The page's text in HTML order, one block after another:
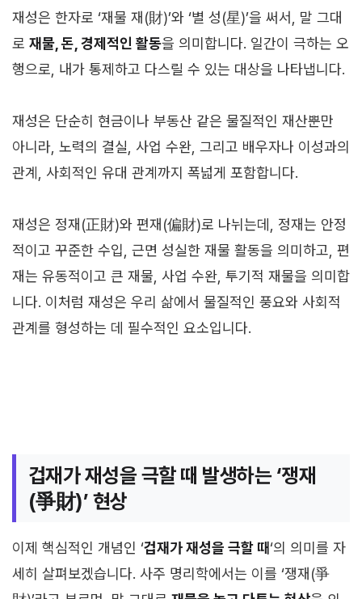
재성은 한자로 ‘재물 재(財)’와 ‘별 성(星)’을 써서, 말 그대
로 재물, 돈, 경제적인 활동을 의미합니다. 일간이 극하는 오
행으로, 내가 통제하고 다스릴 수 있는 대상을 나타냅니다.
재성은 단순히 현금이나 부동산 같은 물질적인 재산뿐만
아니라, 노력의 결실, 사업 수완, 그리고 배우자나 이성과의
관계, 사회적인 유대 관계까지 폭넓게 포함합니다.
재성은 정재(正財)와 편재(偏財)로 나뉘는데, 정재는 안정
적이고 꾸준한 수입, 근면 성실한 재물 활동을 의미하고, 편
재는 유동적이고 큰 재물, 사업 수완, 투기적 재물을 의미합
니다. 이처럼 재성은 우리 삶에서 물질적인 풍요와 사회적
관계를 형성하는 데 필수적인 요소입니다.
겁재가 재성을 극할 때 발생하는 ‘쟁재
(爭財)’ 현상
이제 핵심적인 개념인 ‘겁재가 재성을 극할 때‘의 의미를 자
세히 살펴보겠습니다. 사주 명리학에서는 이를 ‘쟁재(爭